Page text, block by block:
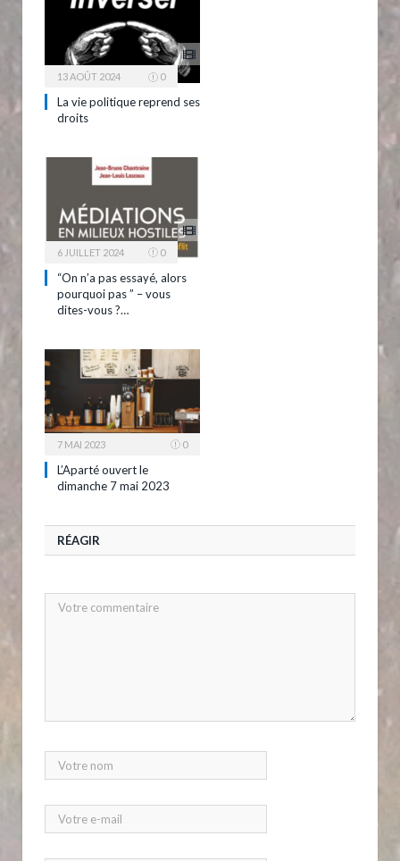
13 AOÛT 2024 0
La vie politique reprend ses
droits
6 JUILLET 2024 0
“On n’a pas essayé, alors
pourquoi pas ” – vous
dites-vous ?…
7 MAI 2023 0
L’Aparté ouvert le
dimanche 7 mai 2023
RÉAGIR